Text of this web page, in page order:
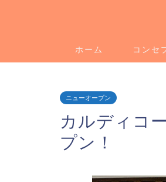
ホーム コンセ
ニューオープン
カルディコ
プン！